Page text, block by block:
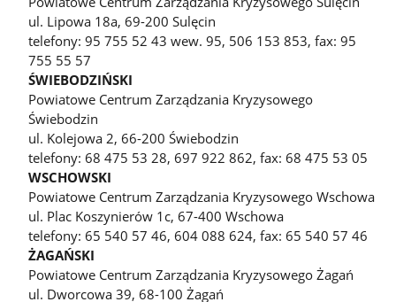
ul. Lipowa 18a, 69-200 Sulęcin
telefony: 95 755 52 43 wew. 95, 506 153 853, fax: 95
755 55 57
ŚWIEBODZIŃSKI
Powiatowe Centrum Zarządzania Kryzysowego
Świebodzin
ul. Kolejowa 2, 66-200 Świebodzin
telefony: 68 475 53 28, 697 922 862, fax: 68 475 53 05
WSCHOWSKI
Powiatowe Centrum Zarządzania Kryzysowego Wschowa
ul. Plac Koszynierów 1c, 67-400 Wschowa
telefony: 65 540 57 46, 604 088 624, fax: 65 540 57 46
ŻAGAŃSKI
Powiatowe Centrum Zarządzania Kryzysowego Żagań
ul. Dworcowa 39, 68-100 Żagań